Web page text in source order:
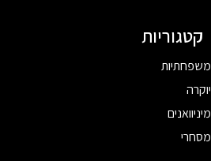
קטגוריות
משפחתיות
יוקרה
מיניוואנים
מסחרי